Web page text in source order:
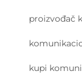
proizvođač
kupi